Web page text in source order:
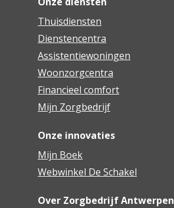
Thuisdiensten
Dienstencentra
Assistentiewoningen
Woonzorgcentra
Financieel comfort
Mijn Zorgbedrijf
Onze innovaties
Mijn Boek
Webwinkel De Schakel
Over Zorgbedrijf Antwerpen